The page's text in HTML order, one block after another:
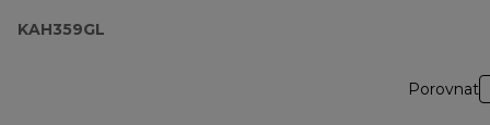
KAH359GL
Porovnat